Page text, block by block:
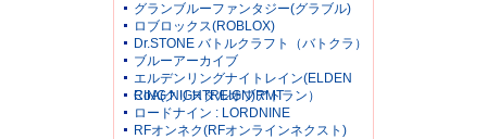
グランブルーファンタジー(グラブル)
ロブロックス(ROBLOX)
Dr.STONE バトルクラフト（バトクラ）
ブルーアーカイブ
エルデンリングナイトレイン(ELDEN
RING NIGHTREIGN)RMT
CoA(クリスタルオブアトラン）
ロードナイン : LORDNINE
RFオンネク(RFオンラインネクスト)